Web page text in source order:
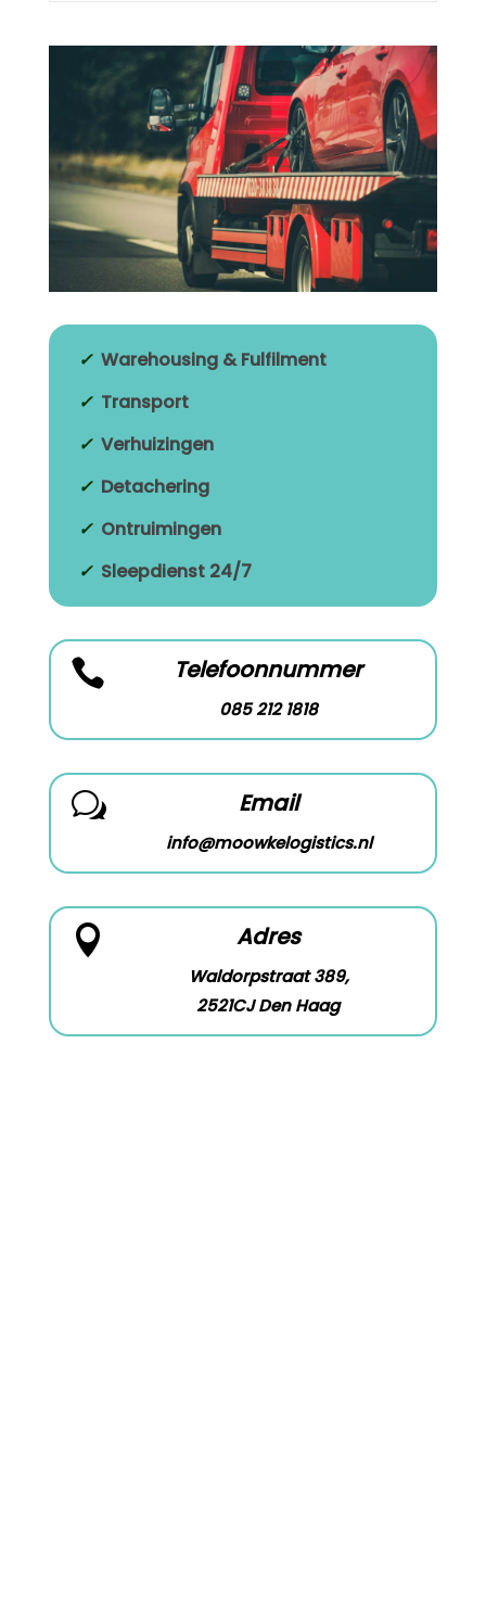
✓ Warehousing & Fulfilment
✓ Transport
✓ Verhuizingen
✓ Detachering
✓ Ontruimingen
✓ Sleepdienst 24/7
 Telefoonnummer
085 212 1818
w Email
info@moowkelogistics.nl
 Adres
Waldorpstraat 389,
2521CJ Den Haag